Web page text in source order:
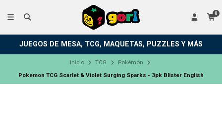
0
JUEGOS DE MESA, TCG, MAQUETAS, PUZZLES Y MÁS
Inicio TCG
Pokémon
Pokemon TCG Scarlet & Violet Surging Sparks - 3pk Blister English